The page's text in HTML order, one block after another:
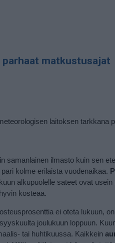
parhaat matkustusajat
laitoksen tarkkana
samanlainen ilmasto kuin sen
kolme erilaista vuodenaikaa.
alkupuolelle sateet ovat
kosteaa.
ei oteta lukuun,
joulukuun loppuun.
tai huhtikuussa. Kaikkein